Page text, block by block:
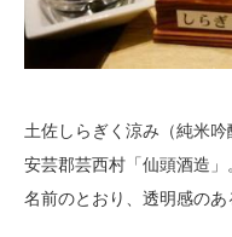
土佐しらぎく涼み（純米
安芸郡芸西村「仙頭酒造」
名前のとおり、透明感のあ